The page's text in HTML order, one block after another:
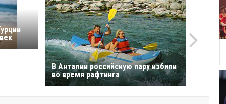
В Анталии российскую пару избили
во время рафтинга